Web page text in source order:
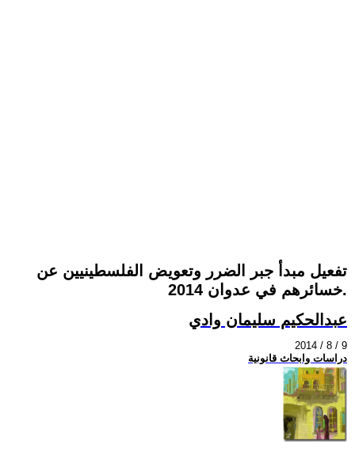
تفعيل مبدأ جبر الضرر وتعويض الفلسطينيين عن
خسائرهم في عدوان 2014.
عبدالحكيم سليمان وادي
2014 / 8 / 9
دراسات وابحاث قانونية